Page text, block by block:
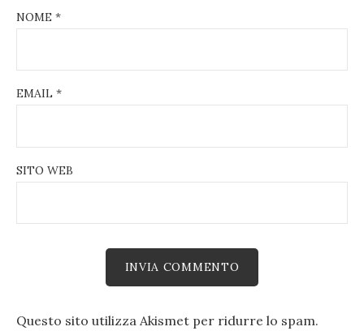
NOME *
EMAIL *
SITO WEB
Questo sito utilizza Akismet per ridurre lo spam.